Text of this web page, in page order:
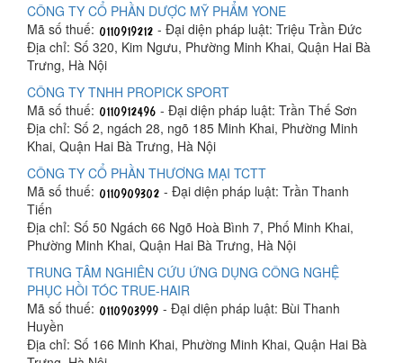
CÔNG TY CỔ PHẦN DƯỢC MỸ PHẨM YONE
Mã số thuế:
- Đại diện pháp luật: Triệu Trần Đức
Địa chỉ: Số 320, Kim Ngưu, Phường Minh Khai, Quận Hai Bà
Trưng, Hà Nội
CÔNG TY TNHH PROPICK SPORT
Mã số thuế:
- Đại diện pháp luật: Trần Thế Sơn
Địa chỉ: Số 2, ngách 28, ngõ 185 Minh Khai, Phường Minh
Khai, Quận Hai Bà Trưng, Hà Nội
CÔNG TY CỔ PHẦN THƯƠNG MẠI TCTT
Mã số thuế:
- Đại diện pháp luật: Trần Thanh
Tiến
Địa chỉ: Số 50 Ngách 66 Ngõ Hoà Bình 7, Phố Minh Khai,
Phường Minh Khai, Quận Hai Bà Trưng, Hà Nội
TRUNG TÂM NGHIÊN CỨU ỨNG DỤNG CÔNG NGHỆ
PHỤC HỒI TÓC TRUE-HAIR
Mã số thuế:
- Đại diện pháp luật: Bùi Thanh
Huyền
Địa chỉ: Số 166 Minh Khai, Phường Minh Khai, Quận Hai Bà